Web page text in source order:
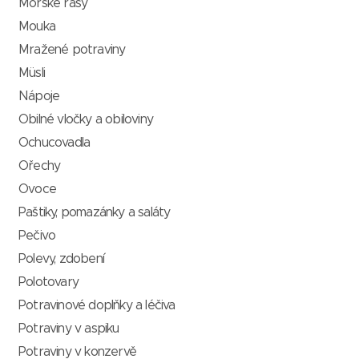
Mořské řasy
Mouka
Mražené potraviny
Müsli
Nápoje
Obilné vločky a obiloviny
Ochucovadla
Ořechy
Ovoce
Paštiky, pomazánky a saláty
Pečivo
Polevy, zdobení
Polotovary
Potravinové doplňky a léčiva
Potraviny v aspiku
Potraviny v konzervě